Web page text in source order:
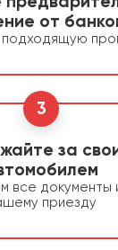
от
3
за
все документы
приезду